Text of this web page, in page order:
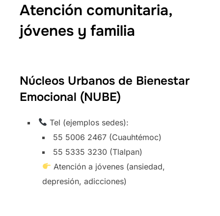
Atención comunitaria,
jóvenes y familia
Núcleos Urbanos de Bienestar
Emocional (NUBE)
Tel (ejemplos sedes):
55 5006 2467 (Cuauhtémoc)
55 5335 3230 (Tlalpan)
Atención a jóvenes (ansiedad,
depresión, adicciones)